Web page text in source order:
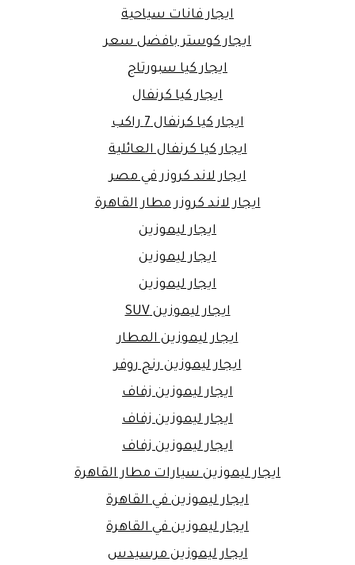
ايجار فانات سياحية
ايجار كوستر بافضل سعر
ايجار كيا سبورتاج
ايجار كيا كرنفال
ايجار كيا كرنفال 7 راكب
ايجار كيا كرنفال العائلية
ايجار لاند كروزر في مصر
ايجار لاند كروزر مطار القاهرة
ايجار ليموزين
ايجار ليموزين
ايجار ليموزين
ايجار ليموزين SUV
ايجار ليموزين المطار
ايجار ليموزين رنج روفر
ايجار ليموزين زفاف
ايجار ليموزين زفاف
ايجار ليموزين زفاف
ايجار ليموزين سيارات مطار القاهرة
ايجار ليموزين في القاهرة
ايجار ليموزين في القاهرة
ايجار ليموزين مرسيدس